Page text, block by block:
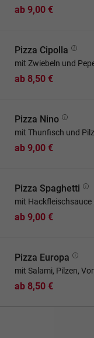
ab 9,00 €
Pizza Cipolla
mit Zwiebeln und
ab 8,50 €
Pizza Nino
mit Thunfisch und
ab 9,00 €
Pizza Spaghetti
mit
ab 9,00 €
Pizza Europa
mit Salami, Pilzen,
ab 8,50 €